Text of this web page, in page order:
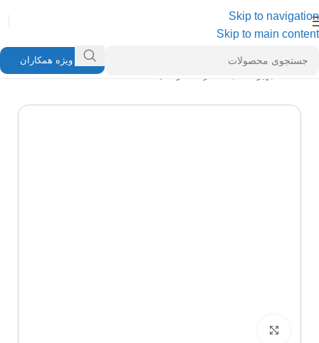
Skip to navigation
Skip to main content
ویژه همکاران